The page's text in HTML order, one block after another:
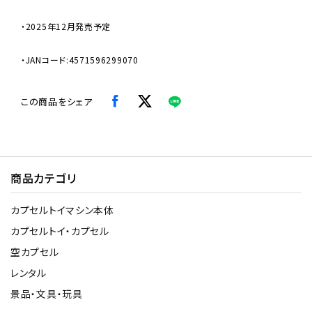
・2025年12月発売予定
・JANコード:4571596299070
この商品をシェア
商品カテゴリ
カプセルトイマシン本体
カプセルトイ・カプセル
空カプセル
レンタル
景品・文具・玩具